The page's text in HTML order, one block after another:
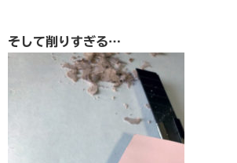
そして削りすぎる…